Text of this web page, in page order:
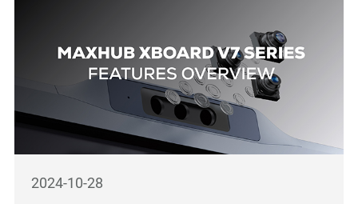
2024-10-28